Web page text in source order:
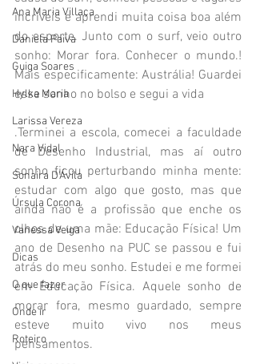
Ana Maria Villaça
Daniela Paiva
Guiga Soares
Hylka Maria
Larissa Vereza
Nara Vidal
Sonaira D'Ávila
Úrsula Corona
Vanessa Veiga
Dicas
O que fazer
Onde ir
Roteiro
incríveis e aprendi muita coisa boa além
do esporte. Junto com o surf, veio outro
sonho: Morar fora. Conhecer o mundo.!
Mais especificamente: Austrália! Guardei
esse sonho no bolso e segui a vida
.Terminei a escola, comecei a faculdade
de Desenho Industrial, mas aí outro
sonho ficou perturbando minha mente:
estudar com algo que gosto, mas que
ainda não é a profissão que enche os
olhos de uma mãe: Educação Física! Um
ano de Desenho na PUC se passou e fui
atrás do meu sonho. Estudei e me formei
em Educação Física. Aquele sonho de
morar fora, mesmo guardado, sempre
esteve muito vivo nos meus
pensamentos.